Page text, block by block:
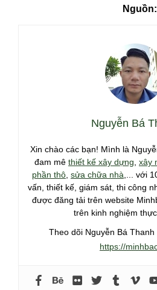
Nguồn:
Nguyễn Bá
Xin chào các bạn! Mình là
đam mê thiết kế xây dựng xây
phần thô sửa chữa nhà ,... với
vấn, thiết kế, giám sát, thi công
được đăng tải trên website
trên kinh nghiệm
Theo dõi Nguyễn Bá
https://